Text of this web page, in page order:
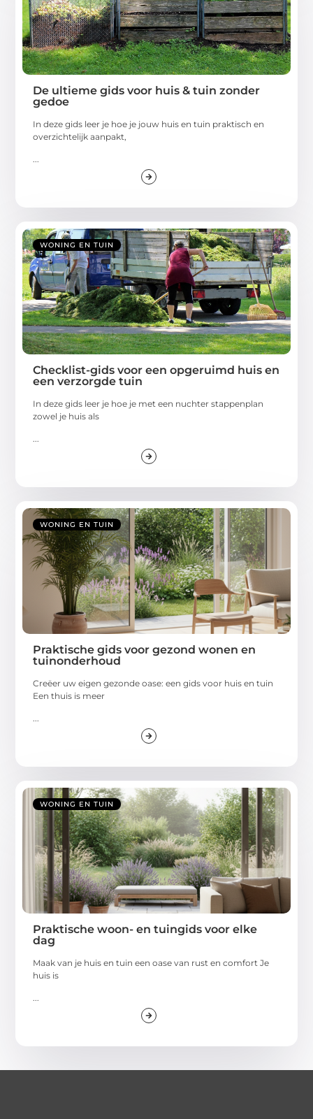
De ultieme gids voor huis & tuin zonder
gedoe
In deze gids leer je hoe je jouw huis en tuin praktisch en
overzichtelijk aanpakt,
...
WONING EN TUIN
Checklist-gids voor een opgeruimd huis en
een verzorgde tuin
In deze gids leer je hoe je met een nuchter stappenplan
zowel je huis als
...
WONING EN TUIN
Praktische gids voor gezond wonen en
tuinonderhoud
Creëer uw eigen gezonde oase: een gids voor huis en tuin
Een thuis is meer
...
WONING EN TUIN
Praktische woon- en tuingids voor elke
dag
Maak van je huis en tuin een oase van rust en comfort Je
huis is
...